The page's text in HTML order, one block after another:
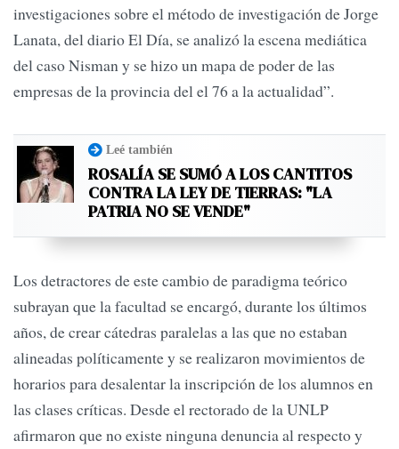
investigaciones sobre el método de investigación de Jorge
Lanata, del diario El Día, se analizó la escena mediática
del caso Nisman y se hizo un mapa de poder de las
empresas de la provincia del el 76 a la actualidad”.
Leé también
ROSALÍA SE SUMÓ A LOS CANTITOS
CONTRA LA LEY DE TIERRAS: "LA
PATRIA NO SE VENDE"
Los detractores de este cambio de paradigma teórico
subrayan que la facultad se encargó, durante los últimos
años, de crear cátedras paralelas a las que no estaban
alineadas políticamente y se realizaron movimientos de
horarios para desalentar la inscripción de los alumnos en
las clases críticas. Desde el rectorado de la UNLP
afirmaron que no existe ninguna denuncia al respecto y